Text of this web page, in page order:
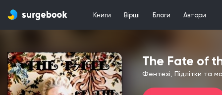
Книги Вірші Блоги Автори
The Fate of
Фентезі, Підлітки та